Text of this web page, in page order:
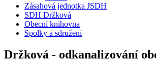
Zásahová jednotka JSDH
SDH Držková
Obecní knihovna
Spolky a sdružení
Držková - odkanalizování